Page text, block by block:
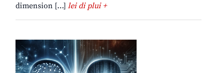
dimension […] lei di plui +